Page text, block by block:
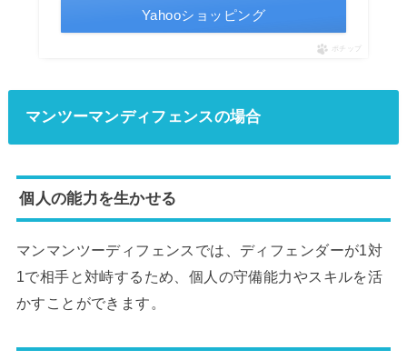
Yahooショッピング
ポチップ
マンツーマンディフェンスの場合
個人の能力を生かせる
マンマンツーディフェンスでは、ディフェンダーが1対
1で相手と対峙するため、個人の守備能力やスキルを活
かすことができます。